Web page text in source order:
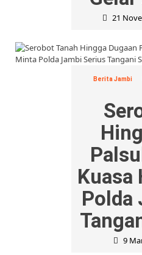
21
Berita Jambi
Kuasa
Polda
9